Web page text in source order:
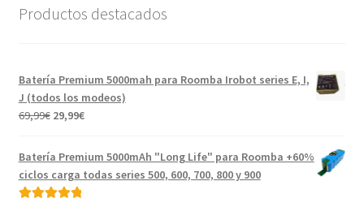
Productos destacados
Batería Premium 5000mah para Roomba Irobot series E, I,
J (todos los modeos)
69,99€ El
original
69,99€.
29,99€El
actual
es:
Batería Premium 5000mAh "Long Life" para Roomba +60%
ciclos carga todas series 500, 600, 700, 800 y 900